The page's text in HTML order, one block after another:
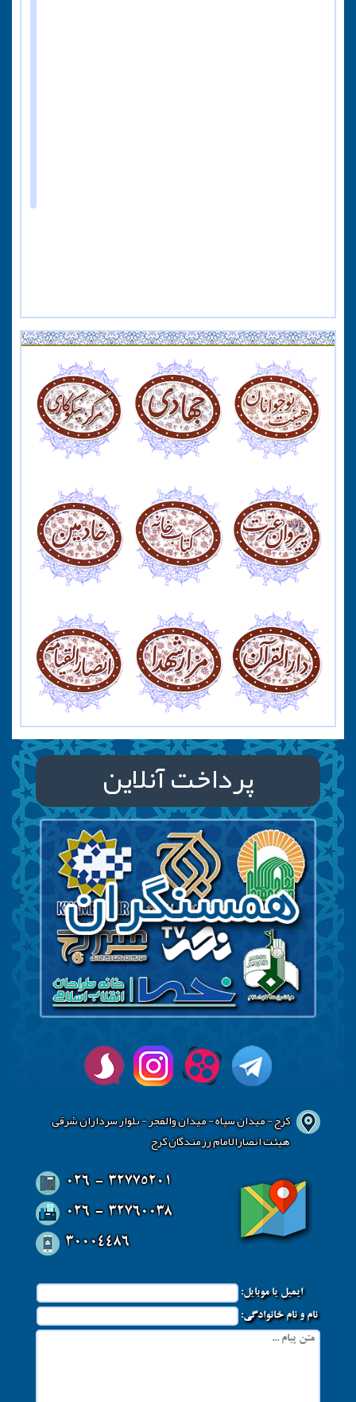
پرداخت آنلاین
کرج - میدان سپاه - میدان والفجر - بلوار سرداران شرقی
هیئت انصارالامام رزمندگان کرج
026 - 32775201
026 - 32760038
30004486
ایمیل یا موبایل:
نام و نام خانوادگی: